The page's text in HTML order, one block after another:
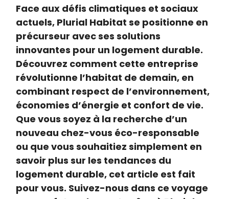
Face aux défis climatiques et sociaux
actuels, Plurial Habitat se positionne en
précurseur avec ses solutions
innovantes pour un logement durable.
Découvrez comment cette entreprise
révolutionne l’habitat de demain, en
combinant respect de l’environnement,
économies d’énergie et confort de vie.
Que vous soyez à la recherche d’un
nouveau chez-vous éco-responsable
ou que vous souhaitiez simplement en
savoir plus sur les tendances du
logement durable, cet article est fait
pour vous. Suivez-nous dans ce voyage